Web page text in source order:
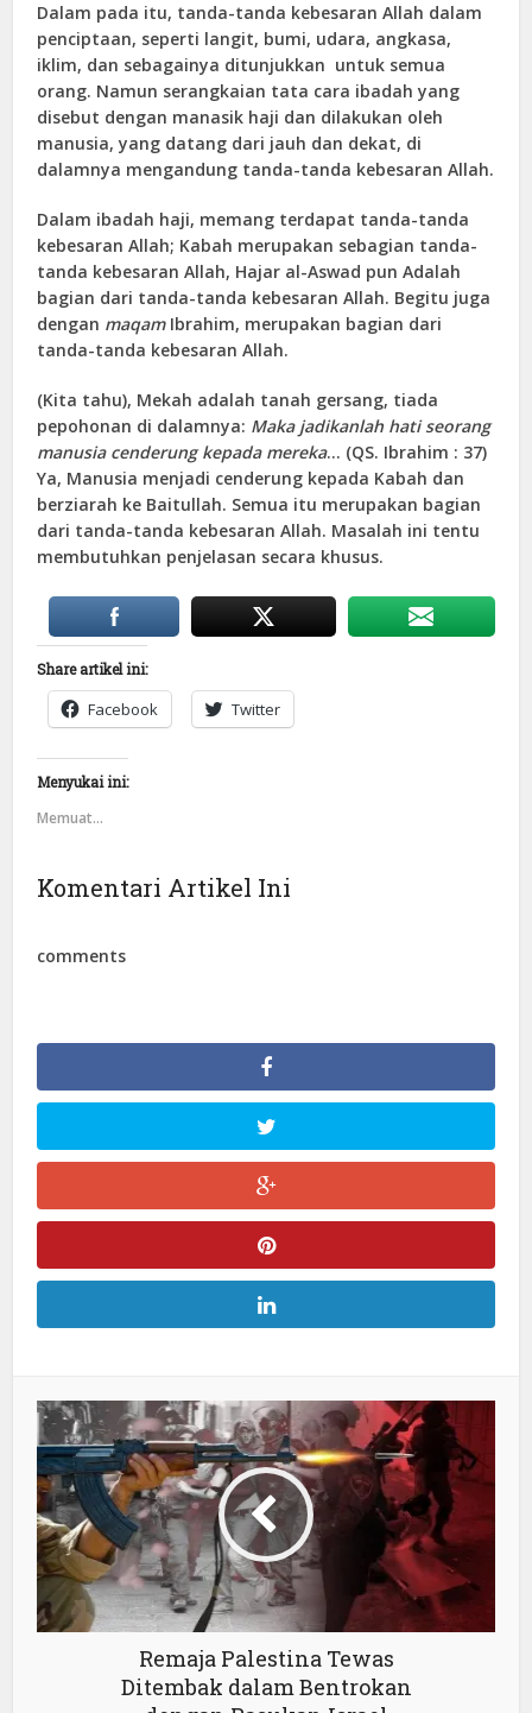
Dalam pada itu, tanda-tanda kebesaran Allah dalam
penciptaan, seperti langit, bumi, udara, angkasa,
iklim, dan sebagainya ditunjukkan untuk semua
orang. Namun serangkaian tata cara ibadah yang
disebut dengan manasik haji dan dilakukan oleh
manusia, yang datang dari jauh dan dekat, di
dalamnya mengandung tanda-tanda kebesaran Allah.
Dalam ibadah haji, memang terdapat tanda-tanda
kebesaran Allah; Kabah merupakan sebagian tanda-
tanda kebesaran Allah, Hajar al-Aswad pun Adalah
bagian dari tanda-tanda kebesaran Allah. Begitu juga
dengan maqam Ibrahim, merupakan bagian dari
tanda-tanda kebesaran Allah.
(Kita tahu), Mekah adalah tanah gersang, tiada
pepohonan di dalamnya: Maka jadikanlah hati seorang
manusia cenderung kepada mereka… (QS. Ibrahim : 37)
Ya, Manusia menjadi cenderung kepada Kabah dan
berziarah ke Baitullah. Semua itu merupakan bagian
dari tanda-tanda kebesaran Allah. Masalah ini tentu
membutuhkan penjelasan secara khusus.
Share artikel ini:
Facebook Twitter
Menyukai ini:
Memuat...
Komentari Artikel Ini
comments
Remaja Palestina Tewas
Ditembak dalam Bentrokan